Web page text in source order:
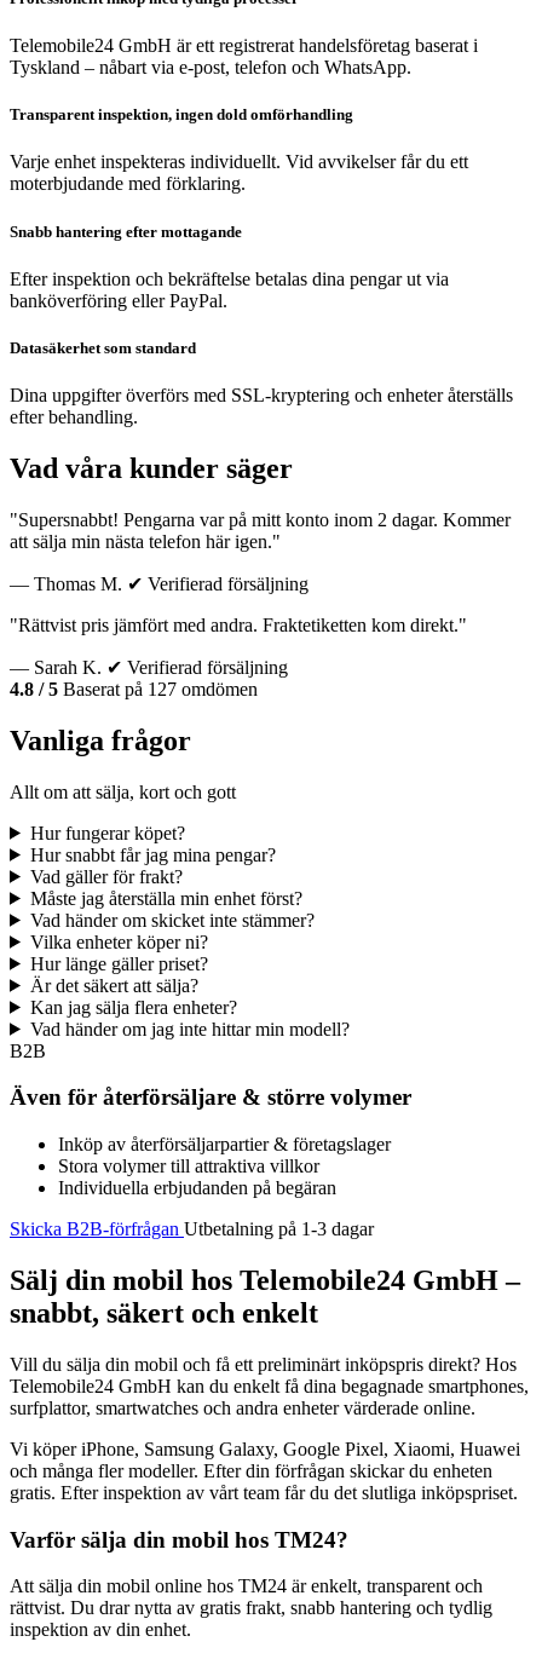
Telemobile24 GmbH är ett registrerat handelsföretag baserat i
Tyskland – nåbart via e-post, telefon och WhatsApp.
Transparent inspektion, ingen dold omförhandling
Varje enhet inspekteras individuellt. Vid avvikelser får du ett
moterbjudande med förklaring.
Snabb hantering efter mottagande
Efter inspektion och bekräftelse betalas dina pengar ut via
banköverföring eller PayPal.
Datasäkerhet som standard
Dina uppgifter överförs med SSL-kryptering och enheter återställs
efter behandling.
Vad våra kunder säger
"Supersnabbt! Pengarna var på mitt konto inom 2 dagar. Kommer
att sälja min nästa telefon här igen."
— Thomas M. ✔ Verifierad försäljning
"Rättvist pris jämfört med andra. Fraktetiketten kom direkt."
— Sarah K. ✔ Verifierad försäljning
4.8 / 5 Baserat på 127 omdömen
Vanliga frågor
Allt om att sälja, kort och gott
Hur fungerar köpet?
Hur snabbt får jag mina pengar?
Vad gäller för frakt?
Måste jag återställa min enhet först?
Vad händer om skicket inte stämmer?
Vilka enheter köper ni?
Hur länge gäller priset?
Är det säkert att sälja?
Kan jag sälja flera enheter?
Vad händer om jag inte hittar min modell?
B2B
Även för återförsäljare & större volymer
Inköp av återförsäljarpartier & företagslager
Stora volymer till attraktiva villkor
Individuella erbjudanden på begäran
Skicka B2B-förfrågan Utbetalning på 1-3 dagar
Sälj din mobil hos Telemobile24 GmbH –
snabbt, säkert och enkelt
Vill du sälja din mobil och få ett preliminärt inköpspris direkt? Hos
Telemobile24 GmbH kan du enkelt få dina begagnade smartphones,
surfplattor, smartwatches och andra enheter värderade online.
Vi köper iPhone, Samsung Galaxy, Google Pixel, Xiaomi, Huawei
och många fler modeller. Efter din förfrågan skickar du enheten
gratis. Efter inspektion av vårt team får du det slutliga inköpspriset.
Varför sälja din mobil hos TM24?
Att sälja din mobil online hos TM24 är enkelt, transparent och
rättvist. Du drar nytta av gratis frakt, snabb hantering och tydlig
inspektion av din enhet.